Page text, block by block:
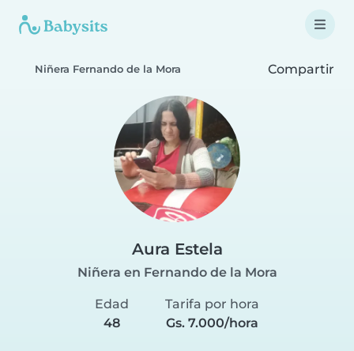
Niñera Fernando de la Mora Compartir
Aura Estela
Niñera en Fernando de la Mora
Edad
48
Tarifa por hora
Gs. 7.000/hora